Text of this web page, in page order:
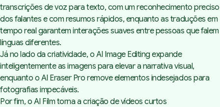
transcrições de voz para texto, com um reconhecimento preciso
dos falantes e com resumos rápidos, enquanto as traduções em
tempo real garantem interações suaves entre pessoas que falem
línguas diferentes.
Já no lado da criatividade, o AI Image Editing expande
inteligentemente as imagens para elevar a narrativa visual,
enquanto o AI Eraser Pro remove elementos indesejados para
fotografias impecáveis.
Por fim, o AI Film torna a criação de vídeos curtos